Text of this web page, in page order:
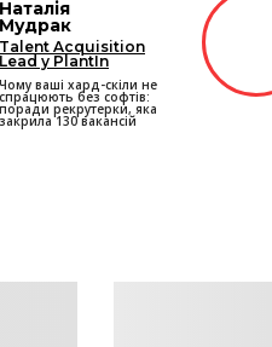
Наталія
Мудрак
Talent Acquisition
Lead у PlantIn
Чому ваші хард-скіли не
спрацюють без софтів:
поради рекрутерки, яка
закрила 130 вакансій